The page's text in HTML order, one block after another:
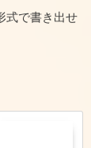
式で書き出せ